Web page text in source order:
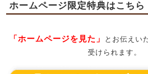
ホームページ限定特典はこちら
「ホームページを見た」
とお伝えい
受けられます。